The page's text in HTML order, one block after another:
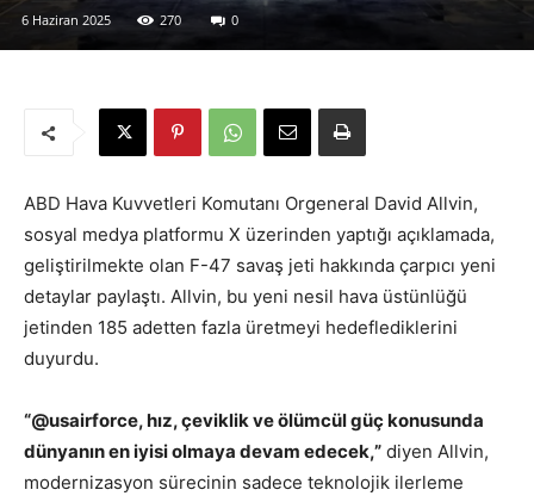
6 Haziran 2025 270 0
ABD Hava Kuvvetleri Komutanı Orgeneral David Allvin,
sosyal medya platformu X üzerinden yaptığı açıklamada,
geliştirilmekte olan F-47 savaş jeti hakkında çarpıcı yeni
detaylar paylaştı. Allvin, bu yeni nesil hava üstünlüğü
jetinden 185 adetten fazla üretmeyi hedeflediklerini
duyurdu.
“@usairforce, hız, çeviklik ve ölümcül güç konusunda
dünyanın en iyisi olmaya devam edecek,” diyen Allvin,
modernizasyon sürecinin sadece teknolojik ilerleme